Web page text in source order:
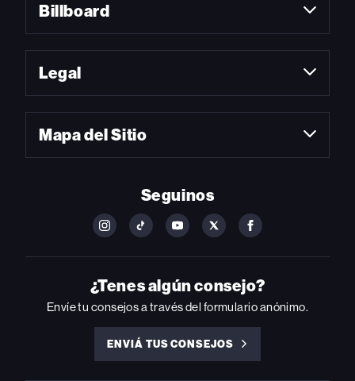
Billboard
Legal
Mapa del Sitio
Seguinos
FOLLOW
ON
INSTAGRAM
FOLLOW
ON
YOUTUBE
FOLLOW
ON
YOUTUBE
FOLLOW
ON
FOLLOW
ON
FACEBOOK
¿Tenes algún consejo?
Envíe tu consejos a través del formulario anónimo.
ENVIÁ TUS CONSEJOS
ENVIÁ